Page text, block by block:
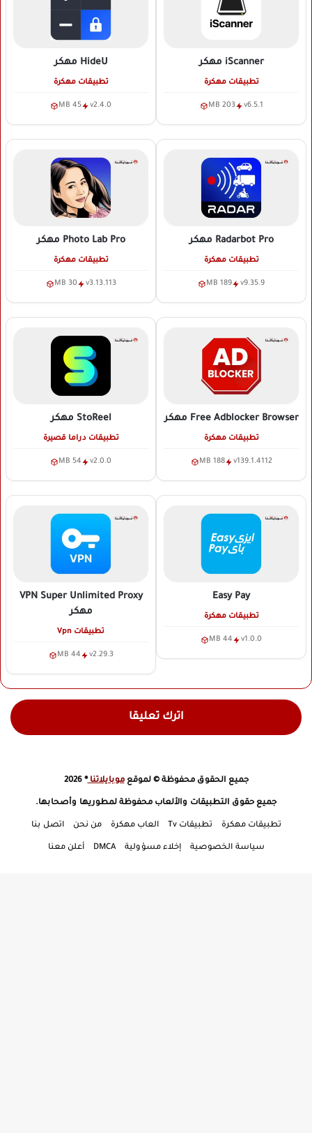
iScanner مهكر
تطبيقات مهكرة
v6.5.1
203 MB
HideU مهكر
تطبيقات مهكرة
v2.4.0
45 MB
Radarbot Pro مهكر
تطبيقات مهكرة
v9.35.9
189 MB
Photo Lab Pro مهكر
تطبيقات مهكرة
v3.13.113
30 MB
Free Adblocker Browser مهكر
تطبيقات مهكرة
v139.1.4112
188 MB
StoReel مهكر
تطبيقات دراما قصيرة
v2.0.0
54 MB
Easy Pay
تطبيقات مهكرة
v1.0.0
44 MB
VPN Super Unlimited Proxy
مهكر
تطبيقات Vpn
v2.29.3
44 MB
اترك تعليقا
جميع الحقوق محفوظة © لموقعموبايلاتنا® 2026
جميع حقوق التطبيقات والألعاب محفوظة لمطوريها وأصحابها.
تطبيقات مهكرة تطبيقات Tv العاب مهكرة من نحن اتصل بنا
سياسة الخصوصية إخلاء مسؤولية DMCA أعلن معنا